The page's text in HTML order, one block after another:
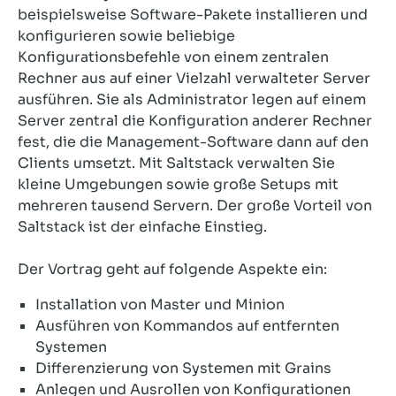
beispielsweise Software-Pakete installieren und
konfigurieren sowie beliebige
Konfigurationsbefehle von einem zentralen
Rechner aus auf einer Vielzahl verwalteter Server
ausführen. Sie als Administrator legen auf einem
Server zentral die Konfiguration anderer Rechner
fest, die die Management-Software dann auf den
Clients umsetzt. Mit Saltstack verwalten Sie
kleine Umgebungen sowie große Setups mit
mehreren tausend Servern. Der große Vorteil von
Saltstack ist der einfache Einstieg.
Der Vortrag geht auf folgende Aspekte ein:
Installation von Master und Minion
Ausführen von Kommandos auf entfernten
Systemen
Differenzierung von Systemen mit Grains
Anlegen und Ausrollen von Konfigurationen